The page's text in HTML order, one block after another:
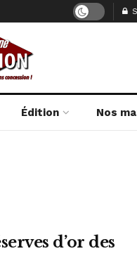
Édition Nos
d’or des